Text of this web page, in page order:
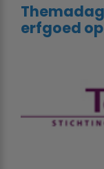
erfgoed